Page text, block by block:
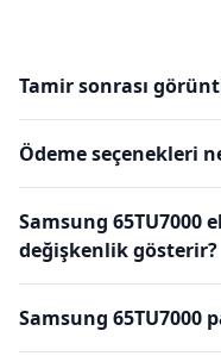
Tamir sonrası
Ödeme seçenekleri
Samsung 65TU7000
değişkenlik gösterir?
Samsung